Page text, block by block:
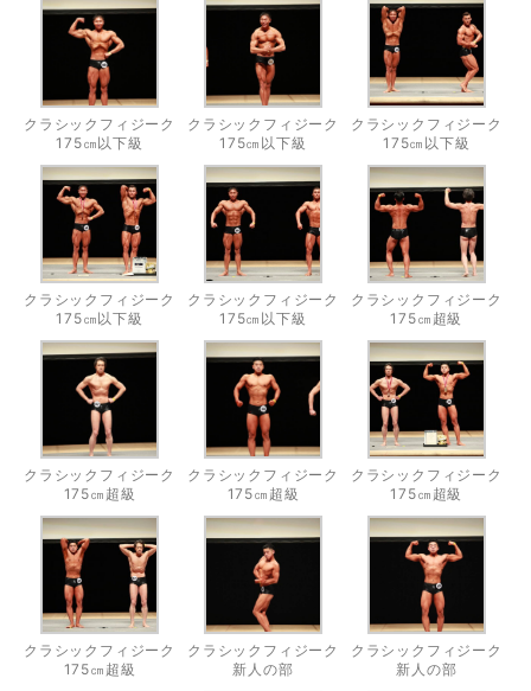
クラシックフィジーク
175㎝以下級
クラシックフィジーク
175㎝以下級
クラシックフィジーク
175㎝以下級
クラシックフィジーク
175㎝以下級
クラシックフィジーク
175㎝以下級
クラシックフィジーク
175㎝超級
クラシックフィジーク
175㎝超級
クラシックフィジーク
175㎝超級
クラシックフィジーク
175㎝超級
クラシックフィジーク
175㎝超級
クラシックフィジーク
新人の部
クラシックフィジーク
新人の部